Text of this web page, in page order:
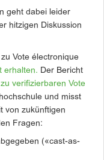
geht dabei leider
hitzigen Diskussion
Vote électronique
erhalten. Der Bericht
verifizierbaren Vote
und misst
von zukünftigen
Fragen:
(«cast-as-